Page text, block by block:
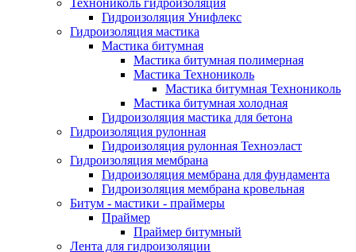
Технониколь гидроизоляция
Гидроизоляция Унифлекс
Гидроизоляция мастика
Мастика битумная
Мастика битумная полимерная
Мастика Технониколь
Мастика битумная Технониколь
Мастика битумная холодная
Гидроизоляция мастика для бетона
Гидроизоляция рулонная
Гидроизоляция рулонная Техноэласт
Гидроизоляция мембрана
Гидроизоляция мембрана для фундамента
Гидроизоляция мембрана кровельная
Битум - мастики - праймеры
Праймер
Праймер битумный
Лента для гидроизоляции